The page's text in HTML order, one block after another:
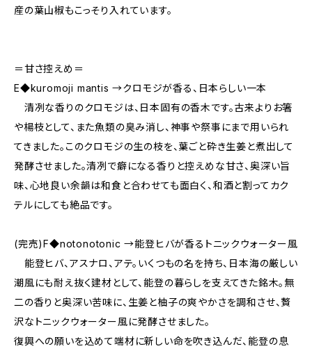
産の葉山椒もこっそり入れています。
＝甘さ控えめ＝
E◆kuromoji mantis →クロモジが香る、日本らしい一本
清冽な香りのクロモジは、日本固有の香木です。古来よりお箸
や楊枝として、また魚類の臭み消し、神事や祭事にまで用いられ
てきました。このクロモジの生の枝を、葉ごと砕き生姜と煮出して
発酵させました。清冽で癖になる香りと控えめな甘さ、奥深い旨
味、心地良い余韻は和食と合わせても面白く、和酒と割ってカク
テルにしても絶品です。
(完売)F◆notonotonic →能登ヒバが香るトニックウォーター風
能登ヒバ、アスナロ、アテ。いくつもの名を持ち、日本海の厳しい
潮風にも耐え抜く建材として、能登の暮らしを支えてきた銘木。無
二の香りと奥深い苦味に、生姜と柚子の爽やかさを調和させ、贅
沢なトニックウォーター風に発酵させました。
復興への願いを込めて端材に新しい命を吹き込んだ、能登の息